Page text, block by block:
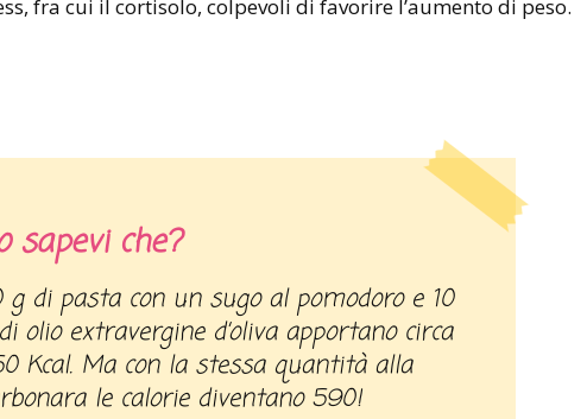
fra cui il cortisolo, colpevoli di favorire l’aumento di peso.
sapevi che?
olio extravergine d’oliva apportano circa
Kcal. Ma con la stessa quantità alla
le calorie diventano 590!